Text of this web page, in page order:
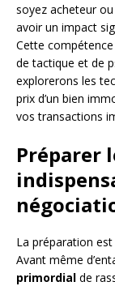
soyez acheteur
avoir un impact
Cette
de tactique et de
explorerons les
prix d’un bien
vos transactions
Préparer
La préparation
Avant même
primordial de